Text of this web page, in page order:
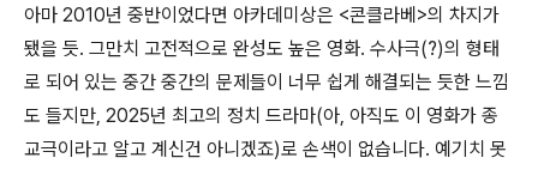
아마 2010년 중반이었다면 아카데미상은 <콘클라베>의 차지가
됐을 듯. 그만치 고전적으로 완성도 높은 영화. 수사극(?)의 형태
로 되어 있는 중간 중간의 문제들이 너무 쉽게 해결되는 듯한 느낌
도 들지만, 2025년 최고의 정치 드라마(아, 아직도 이 영화가 종
교극이라고 알고 계신건 아니겠죠)로 손색이 없습니다. 예기치 못